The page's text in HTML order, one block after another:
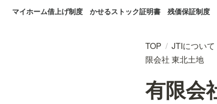
マイホーム借上げ制度 かせるストック証明書 残価保証制度
TOP / JTIについて
限会社 東北土地
有限会